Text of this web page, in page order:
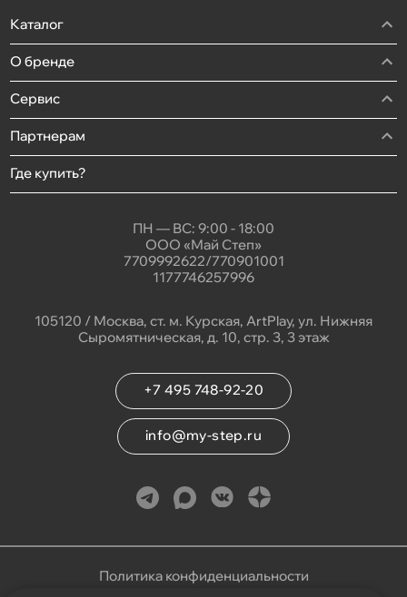
Каталог
О бренде
Сервис
Партнерам
Где купить?
ПН — ВС: 9:00 - 18:00
ООО «Май Степ»
7709992622/770901001
1177746257996
105120 / Москва, ст. м. Курская, ArtPlay, ул. Нижняя
Сыромятническая, д. 10, стр. 3, 3 этаж
+7 495 748-92-20
info@my-step.ru
Политика конфиденциальности